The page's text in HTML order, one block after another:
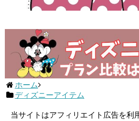
ホーム
ディズニーアイテム
当サイトはアフィリエイト広告を利